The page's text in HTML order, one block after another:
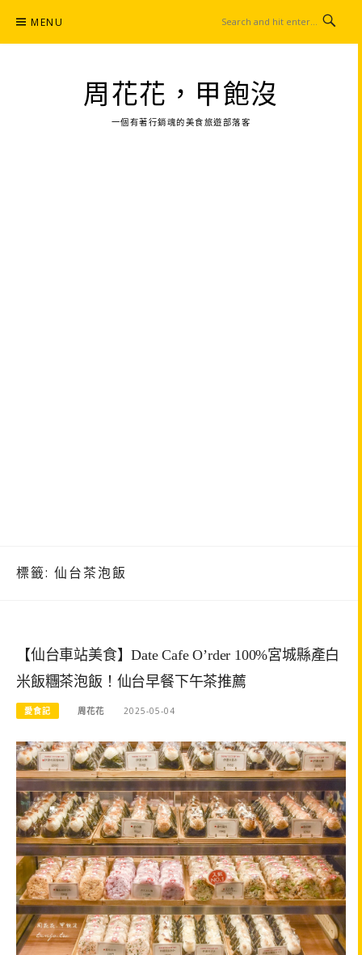
content
MENU
周花花，甲飽沒
一個有著行銷魂的美食旅遊部落客
標籤: 仙台茶泡飯
【仙台車站美食】Date Cafe O’rder 100%宮城縣產白
米飯糰茶泡飯！仙台早餐下午茶推薦
愛食記 周花花 2025-05-04